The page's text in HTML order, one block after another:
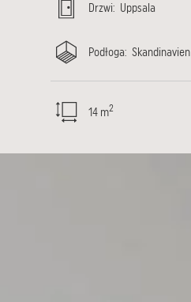
Drzwi: Uppsala
Podłoga: Skandinavien
14 m2